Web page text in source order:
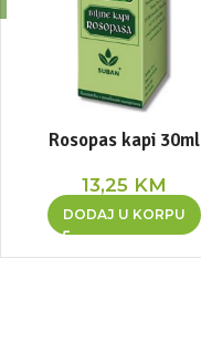
Rosopas kapi 30ml
13,25 KM
DODAJ U KORPU